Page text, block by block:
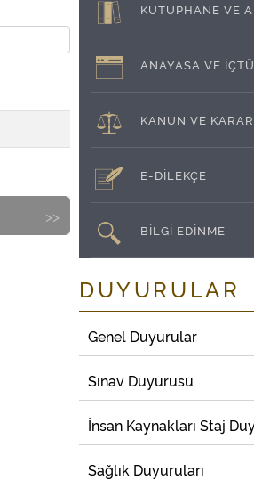
>>
KÜTÜPHANE VE
ANAYASA VE
KANUN VE
E-DİLEKÇE
BİLGİ EDİNME
DUYURULAR
Genel Duyurular
Sınav Duyurusu
İnsan Kaynakları Staj
Sağlık Duyuruları